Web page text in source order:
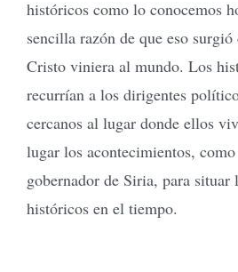
históricos como lo conocemos
sencilla razón de que eso surgió
Cristo viniera al mundo. Los
recurrían a los dirigentes
cercanos al lugar donde ellos
lugar los acontecimientos,
gobernador de Siria, para situar
históricos en el tiempo.